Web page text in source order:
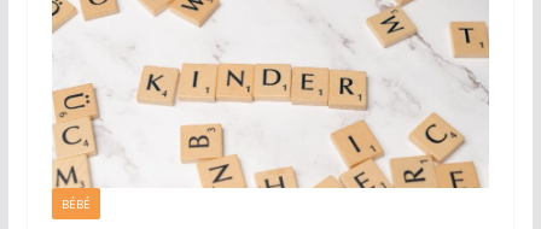
BÉBÉ